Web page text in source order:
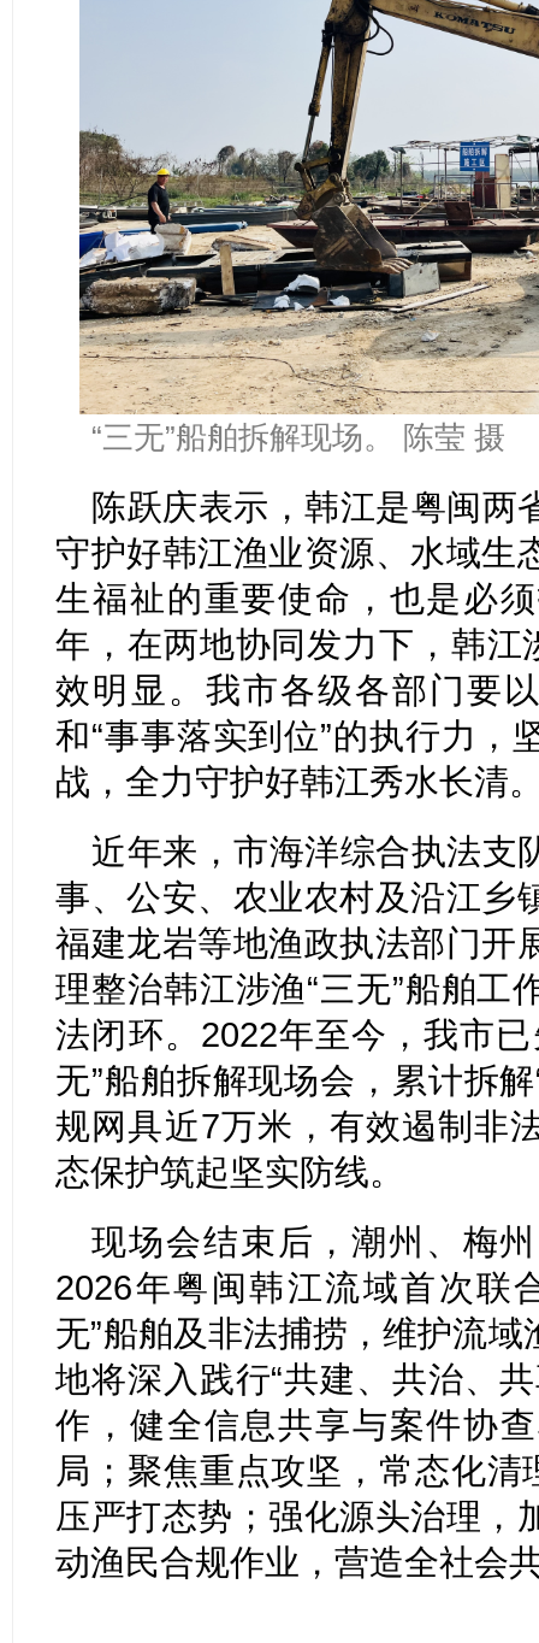
“三无”船舶拆解现场。 陈莹 摄
陈跃庆表示，韩江是粤闽两
守护好韩江渔业资源、水域生
生福祉的重要使命，也是必
年，在两地协同发力下，韩江
效明显。我市各级各部门要
和“事事落实到位”的执行力，
战，全力守护好韩江秀水长清
近年来，市海洋综合执法支
事、公安、农业农村及沿江乡
福建龙岩等地渔政执法部门开
理整治韩江涉渔“三无”船舶工
法闭环。2022年至今，我市
无”船舶拆解现场会，累计拆
规网具近7万米，有效遏制非
态保护筑起坚实防线。
现场会结束后，潮州、梅
2026年粤闽韩江流域首次联
无”船舶及非法捕捞，维护流
地将深入践行“共建、共治、
作，健全信息共享与案件协
局；聚焦重点攻坚，常态化清
压严打态势；强化源头治理，
动渔民合规作业，营造全社会